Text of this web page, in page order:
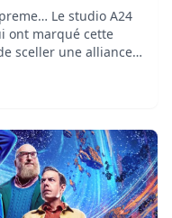
Le studio A24
ont marqué cette
sceller une alliance